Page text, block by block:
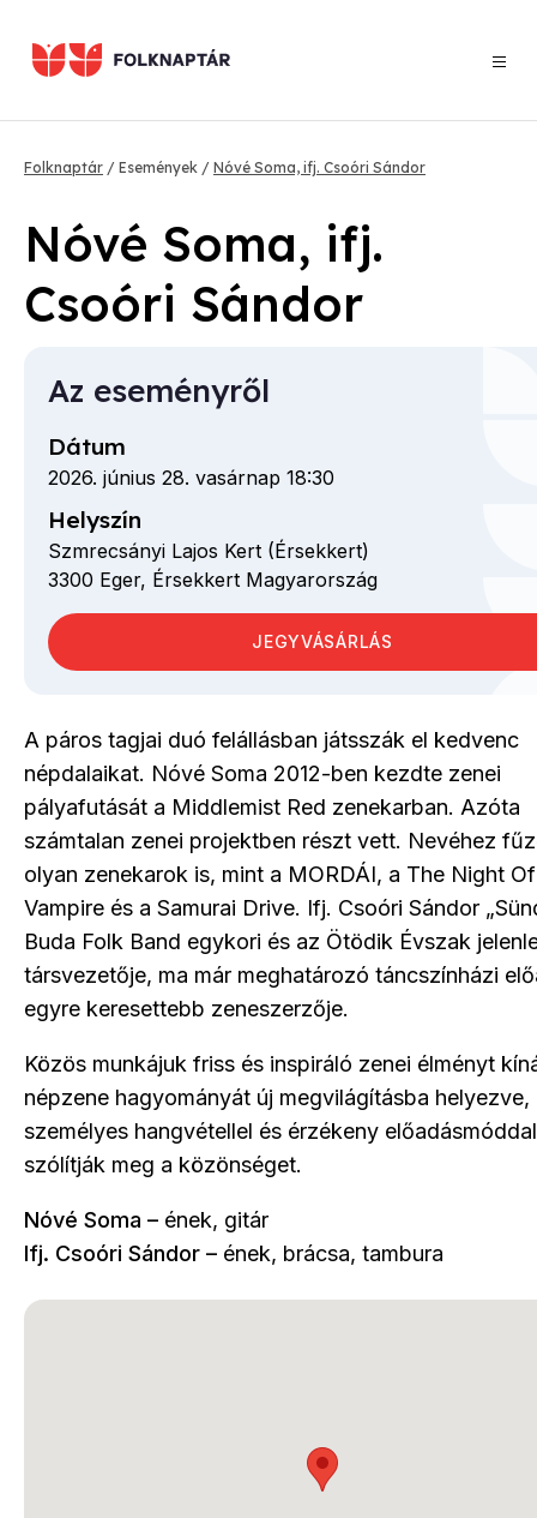
tartalomra
Morzsa
Folknaptár Események Nóvé Soma, ifj. Csoóri Sándor
Nóvé Soma, ifj.
Csoóri Sándor
A páros tagjai duó felállásban játsszák el kedvenc
népdalaikat. Nóvé Soma 2012-ben kezdte zenei
pályafutását a Middlemist Red zenekarban. Azóta
számtalan zenei projektben részt vett. Nevéhez
olyan zenekarok is, mint a MORDÁI, a The Night
Vampire és a Samurai Drive. Ifj. Csoóri Sándor
Buda Folk Band egykori és az Ötödik Évszak
társvezetője, ma már meghatározó táncszínházi
egyre keresettebb zeneszerzője.
Közös munkájuk friss és inspiráló zenei élményt
népzene hagyományát új megvilágításba helyezve,
személyes hangvétellel és érzékeny előadásmóddal
szólítják meg a közönséget.
Nóvé Soma – ének, gitár
Ifj. Csoóri Sándor – ének, brácsa, tambura
Az eseményről
Dátum
2026. június 28. vasárnap 18:30
Helyszín
Szmrecsányi Lajos Kert (Érsekkert)
3300 Eger, Érsekkert Magyarország
JEGYVÁSÁRLÁS